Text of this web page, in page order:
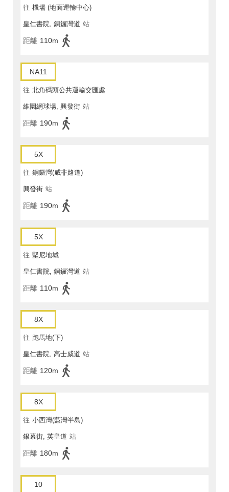
往 機場 (地面運輸中心)
皇仁書院, 銅鑼灣道 站
距離 110m
NA11
往 北角碼頭公共運輸交匯處
維園網球場, 興發街 站
距離 190m
5X
往 銅鑼灣(威非路道)
興發街 站
距離 190m
5X
往 堅尼地城
皇仁書院, 銅鑼灣道 站
距離 110m
8X
往 跑馬地(下)
皇仁書院, 高士威道 站
距離 120m
8X
往 小西灣(藍灣半島)
銀幕街, 英皇道 站
距離 180m
10